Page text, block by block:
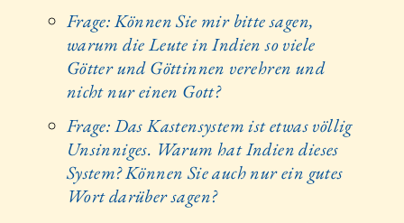
Frage: Können Sie mir bitte sagen,
warum die Leute in Indien so viele
Götter und Göttinnen verehren und
nicht nur einen Gott?
Frage: Das Kastensystem ist etwas völlig
Unsinniges. Warum hat Indien dieses
System? Können Sie auch nur ein gutes
Wort darüber sagen?